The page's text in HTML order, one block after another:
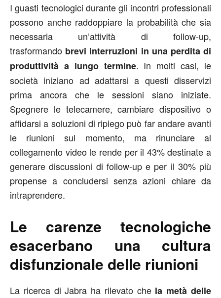
I guasti tecnologici durante gli incontri professionali
possono anche raddoppiare la probabilità che sia
necessaria un’attività di follow-up,
trasformando brevi interruzioni in una perdita di
produttività a lungo termine. In molti casi, le
società iniziano ad adattarsi a questi disservizi
prima ancora che le sessioni siano iniziate.
Spegnere le telecamere, cambiare dispositivo o
affidarsi a soluzioni di ripiego può far andare avanti
le riunioni sul momento, ma rinunciare al
collegamento video le rende per il 43% destinate a
generare discussioni di follow-up e per il 30% più
propense a concludersi senza azioni chiare da
intraprendere.
Le carenze tecnologiche
esacerbano una cultura
disfunzionale delle riunioni
La ricerca di Jabra ha rilevato che la metà delle